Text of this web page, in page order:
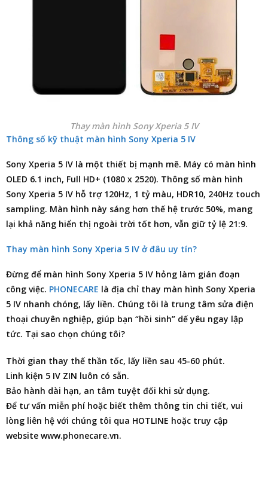
Thay màn hình Sony Xperia 5 IV
Thông số kỹ thuật màn hình Sony Xperia 5 IV
Sony Xperia 5 IV là một thiết bị mạnh mẽ. Máy có màn hình
OLED 6.1 inch, Full HD+ (1080 x 2520). Thông số màn hình
Sony Xperia 5 IV hỗ trợ 120Hz, 1 tỷ màu, HDR10, 240Hz touch
sampling. Màn hình này sáng hơn thế hệ trước 50%, mang
lại khả năng hiển thị ngoài trời tốt hơn, vẫn giữ tỷ lệ 21:9.
Thay màn hình Sony Xperia 5 IV ở đâu uy tín?
Đừng để màn hình Sony Xperia 5 IV hỏng làm gián đoạn
công việc. PHONECARE là địa chỉ thay màn hình Sony Xperia
5 IV nhanh chóng, lấy liền. Chúng tôi là trung tâm sửa điện
thoại chuyên nghiệp, giúp bạn “hồi sinh” dế yêu ngay lập
tức. Tại sao chọn chúng tôi?
Thời gian thay thế thần tốc, lấy liền sau 45-60 phút.
Linh kiện 5 IV ZIN luôn có sẵn.
Bảo hành dài hạn, an tâm tuyệt đối khi sử dụng.
Để tư vấn miễn phí hoặc biết thêm thông tin chi tiết, vui
lòng liên hệ với chúng tôi qua HOTLINE hoặc truy cập
website www.phonecare.vn.